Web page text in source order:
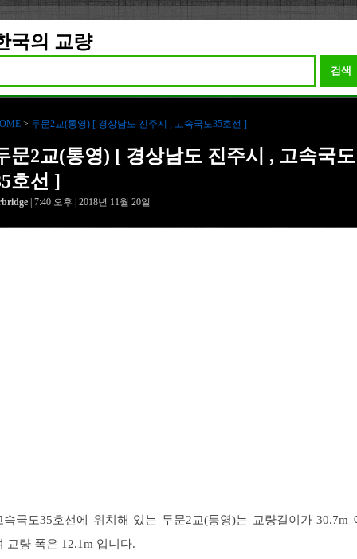
국의 교량
검색
> 두문2교(통영) [ 경상남도 진주시 , 고속국도35호선 ]
문2교(통영) [ 경상남도 진주시 , 고속국도
호선 ]
| 7:40 오후 | 2018년 11월 20일
속국도35호선에 위치해 있는 두문2교(통영)는 교량길이가 30.7m
교량 폭은 12.1m 입니다.